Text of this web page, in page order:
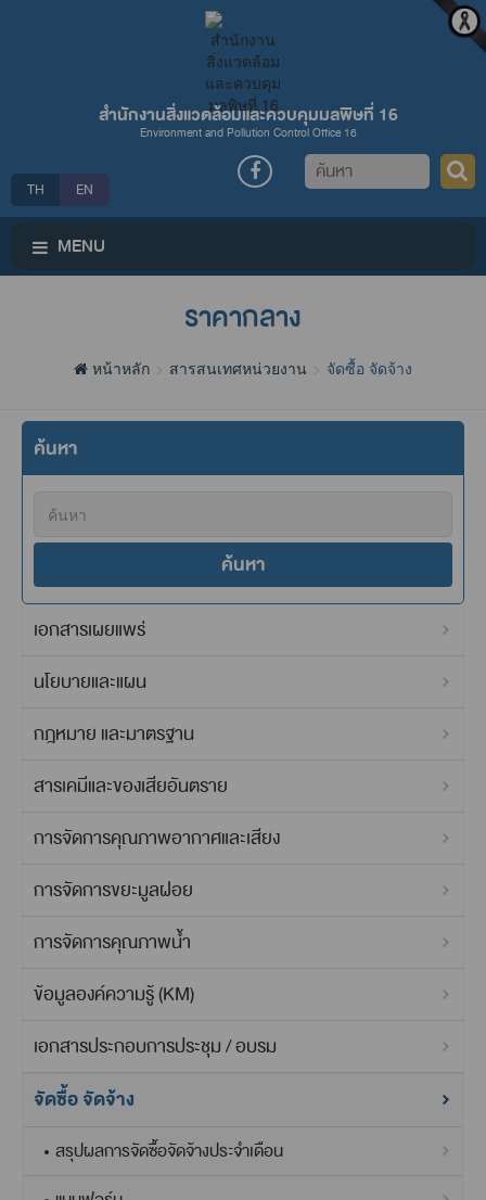
สำนักงานสิ่งแวดล้อมและควบคุมมลพิษที่ 16
Environment and Pollution Control Office 16
TH EN
ค้นหา
MENU
ราคากลาง
หน้าหลัก สารสนเทศหน่วยงาน จัดซื้อ จัดจ้าง
ค้นหา
ค้นหา
เอกสารเผยแพร่
นโยบายและแผน
กฎหมาย และมาตรฐาน
สารเคมีและของเสียอันตราย
การจัดการคุณภาพอากาศและเสียง
การจัดการขยะมูลฝอย
การจัดการคุณภาพน้ำ
ข้อมูลองค์ความรู้ (KM)
เอกสารประกอบการประชุม / อบรม
จัดซื้อ จัดจ้าง
สรุปผลการจัดซื้อจัดจ้างประจำเดือน